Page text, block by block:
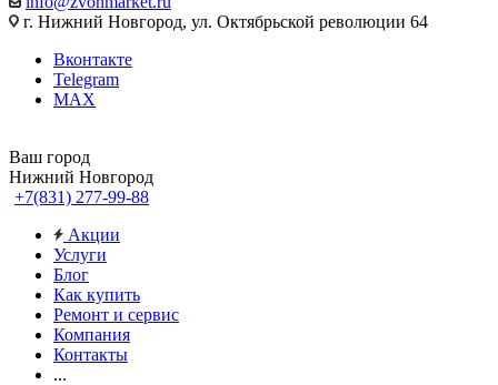
г. Нижний Новгород, ул. Октябрьской революции 64
Вконтакте
Telegram
MAX
Ваш город
Нижний Новгород
+7(831) 277-99-88
Акции
Услуги
Блог
Как купить
Ремонт и сервис
Компания
Контакты
...